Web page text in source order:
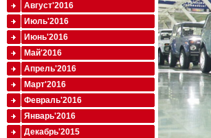
Август'2016
Июль'2016
Июнь'2016
Май'2016
Апрель'2016
Март'2016
Февраль'2016
Январь'2016
Декабрь'2015